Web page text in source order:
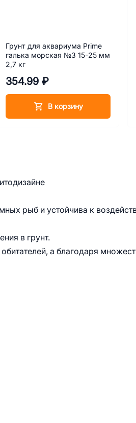
рыб и устойчива к
в грунт.
а благодаря
Грунт для аквариума Prime
галька морская №3 15-25 мм
2,7 кг
354.99 ₽
В корзину